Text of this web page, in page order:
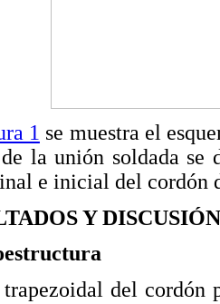
1 se muestra el
la unión soldada
e inicial del cordón
Y DISCUSIÓN
del cordón